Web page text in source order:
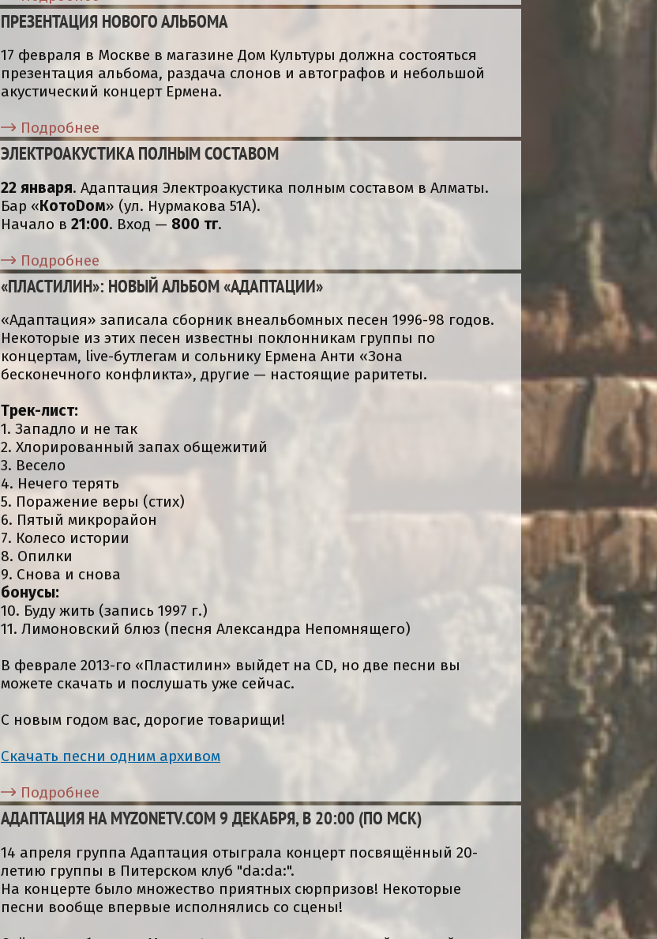
ПРЕЗЕНТАЦИЯ НОВОГО АЛЬБОМА
17 февраля в Москве в магазине Дом Культуры должна состояться
презентация альбома, раздача слонов и автографов и небольшой
акустический концерт Ермена.
Подробнее
ЭЛЕКТРОАКУСТИКА ПОЛНЫМ СОСТАВОМ
22 января. Адаптация Электроакустика полным составом в Алматы.
Бар «КотоDом» (ул. Нурмакова 51А).
Начало в 21:00. Вход — 800 тг.
Подробнее
«ПЛАСТИЛИН»: НОВЫЙ АЛЬБОМ «АДАПТАЦИИ»
«Адаптация» записала сборник внеальбомных песен 1996-98 годов.
Некоторые из этих песен известны поклонникам группы по
концертам, live-бутлегам и сольнику Ермена Анти «Зона
бесконечного конфликта», другие — настоящие раритеты.
Трек-лист:
1. Западло и не так
2. Хлорированный запах общежитий
3. Весело
4. Нечего терять
5. Поражение веры (стих)
6. Пятый микрорайон
7. Колесо истории
8. Опилки
9. Снова и снова
бонусы:
10. Буду жить (запись 1997 г.)
11. Лимоновский блюз (песня Александра Непомнящего)
В феврале 2013-го «Пластилин» выйдет на CD, но две песни вы
можете скачать и послушать уже сейчас.
С новым годом вас, дорогие товарищи!
Скачать песни одним архивом
Подробнее
АДАПТАЦИЯ НА MYZONETV.COM 9 ДЕКАБРЯ, В 20:00 (ПО МСК)
14 апреля группа Адаптация отыграла концерт посвящённый 20-
летию группы в Питерском клуб "da:da:".
На концерте было множество приятных сюрпризов! Некоторые
песни вообще впервые исполнялись со сцены!